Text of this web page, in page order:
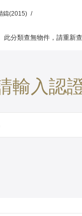
鑄(2015) /
此分類查無物件，請重新
輸入認